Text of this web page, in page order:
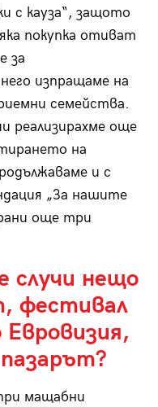
с кауза“, защото
покупка отиват
за
изпращаме на
семейства.
реализирахме още
на
и с
„За нашите
още три
случи нещо
фестивал
мащабни